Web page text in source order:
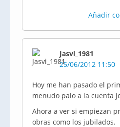
Añadir
Jasvi_1981
25/06/2012 11:50
Hoy me han pasado el
menudo palo a la cuenta
Ahora a ver si empiezan
obras como los jubilados.